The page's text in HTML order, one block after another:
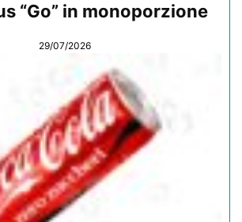
“Go” in monoporzione
29/07/2026